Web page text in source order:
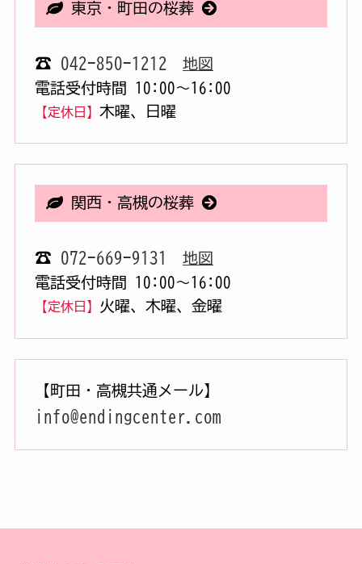
東京・町田の桜葬
☎ 042-850-1212
地図
電話受付時間 10:00〜16:00
【定休日】 木曜、日曜
関西・高槻の桜葬
☎ 072-669-9131
地図
電話受付時間 10:00〜16:00
【定休日】 火曜、木曜、金曜
【町田・高槻共通メール】
info@endingcenter.com